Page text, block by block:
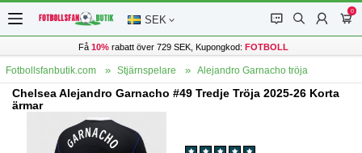
SEK 󰂱 󰂨 󰃳
0
󰃦
Få 10%rabatt över 729 SEK, Kupongkod: FOTBOLL
Fotbollsfanbutik.com Stjärnspelare Alejandro Garnacho tröja
Chelsea Alejandro Garnacho #49 Tredje Tröja 2025-26 Korta
ärmar